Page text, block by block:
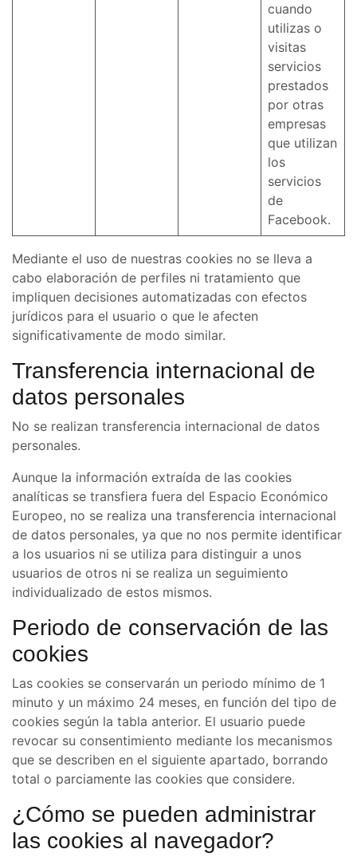
cuando
utilizas o
visitas
servicios
prestados
por otras
empresas
que utilizan
los
servicios
de
Facebook.
Mediante el uso de nuestras cookies no se lleva a
cabo elaboración de perfiles ni tratamiento que
impliquen decisiones automatizadas con efectos
jurídicos para el usuario o que le afecten
significativamente de modo similar.
Transferencia internacional de
datos personales
No se realizan transferencia internacional de datos
personales.
Aunque la información extraída de las cookies
analíticas se transfiera fuera del Espacio Económico
Europeo, no se realiza una transferencia internacional
de datos personales, ya que no nos permite identificar
a los usuarios ni se utiliza para distinguir a unos
usuarios de otros ni se realiza un seguimiento
individualizado de estos mismos.
Periodo de conservación de las
cookies
Las cookies se conservarán un periodo mínimo de 1
minuto y un máximo 24 meses, en función del tipo de
cookies según la tabla anterior. El usuario puede
revocar su consentimiento mediante los mecanismos
que se describen en el siguiente apartado, borrando
total o parciamente las cookies que considere.
¿Cómo se pueden administrar
las cookies al navegador?